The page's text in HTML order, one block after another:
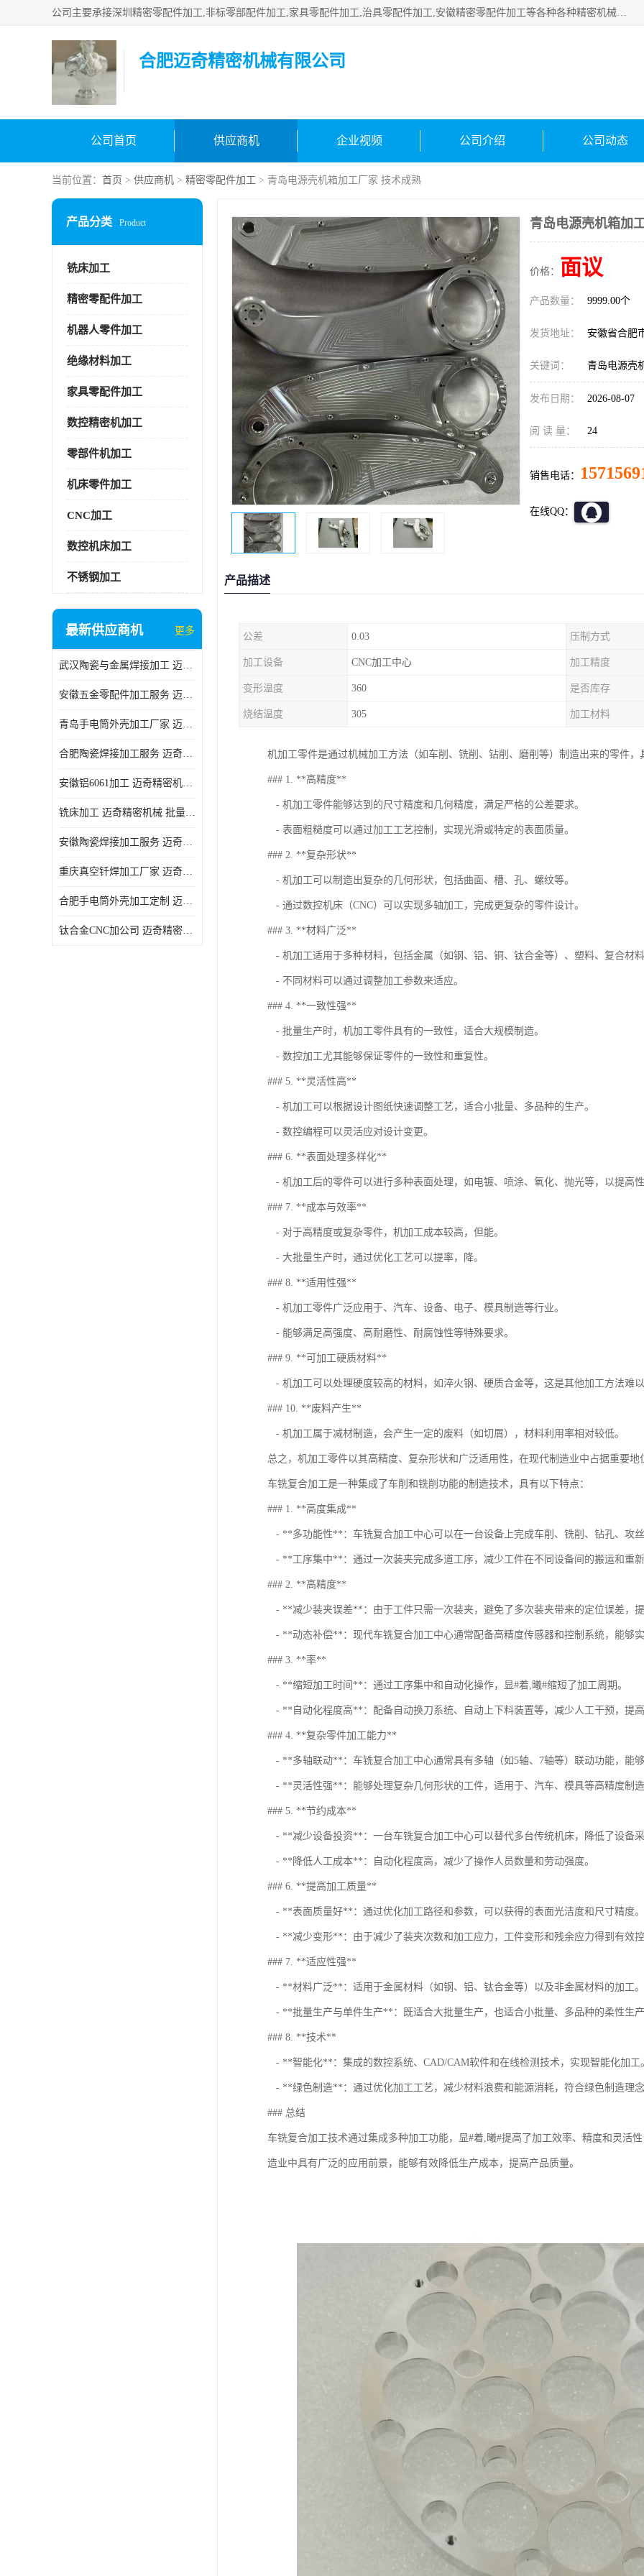
公司主要承接深圳精密零配件加工,非标零部配件加工,家具零配件加工,治具零配件加工,安徽精密零配件加工等各种各种精密机械加工，欢迎来来电咨询！
合肥迈奇精密机械有限公司
公司首页 供应商机 企业视频 公司介绍 公司动态
当前位置： 首页 > 供应商机 > 精密零配件加工 > 青岛电源壳机箱加工厂家 技术成熟
产品分类 Product
铣床加工
精密零配件加工
机器人零件加工
绝缘材料加工
家具零配件加工
数控精密机加工
零部件机加工
机床零件加工
CNC加工
数控机床加工
不锈钢加工
最新供应商机 更多
武汉陶瓷与金属焊接加工 迈奇精密机械 技术成熟
安徽五金零配件加工服务 迈奇精密机械 一站式服务
青岛手电筒外壳加工厂家 迈奇精密机械 技术成熟
合肥陶瓷焊接加工服务 迈奇精密机械 批量订单可免费打样
安徽铝6061加工 迈奇精密机械 经验丰富
铣床加工 迈奇精密机械 批量订单可免费打样
安徽陶瓷焊接加工服务 迈奇精密机械 一站式服务
重庆真空钎焊加工厂家 迈奇精密机械 技术成熟
合肥手电筒外壳加工定制 迈奇精密机械 批量订单可免费打样
钛合金CNC加公司 迈奇精密机械 批量订单可免费打样
青岛电源壳机箱加
价格： 面议
产品数量： 9999.00个
发货地址： 安徽省合肥
关键词： 青岛电源壳
发布日期： 2026-08-07
阅 读 量： 24
销售电话：
在线QQ：
产品描述
公差 0.03 压制方式
加工设备 CNC加工中心 加工精度
变形温度 360 是否库存
烧结温度 305 加工材料
机加工零件是通过机械加工方法（如车削、铣削、钻削、磨削等）制造出来的零件，
### 1. **高精度**
- 机加工零件能够达到的尺寸精度和几何精度，满足严格的公差要求。
- 表面粗糙度可以通过加工工艺控制，实现光滑或特定的表面质量。
### 2. **复杂形状**
- 机加工可以制造出复杂的几何形状，包括曲面、槽、孔、螺纹等。
- 通过数控机床（CNC）可以实现多轴加工，完成更复杂的零件设计。
### 3. **材料广泛**
- 机加工适用于多种材料，包括金属（如钢、铝、铜、钛合金等）、塑料、复合材料
- 不同材料可以通过调整加工参数来适应。
### 4. **一致性强**
- 批量生产时，机加工零件具有的一致性，适合大规模制造。
- 数控加工尤其能够保证零件的一致性和重复性。
### 5. **灵活性高**
- 机加工可以根据设计图纸快速调整工艺，适合小批量、多品种的生产。
- 数控编程可以灵活应对设计变更。
### 6. **表面处理多样化**
- 机加工后的零件可以进行多种表面处理，如电镀、喷涂、氧化、抛光等，以提高性
### 7. **成本与效率**
- 对于高精度或复杂零件，机加工成本较高，但能。
- 大批量生产时，通过优化工艺可以提率，降。
### 8. **适用性强**
- 机加工零件广泛应用于、汽车、设备、电子、模具制造等行业。
- 能够满足高强度、高耐磨性、耐腐蚀性等特殊要求。
### 9. **可加工硬质材料**
- 机加工可以处理硬度较高的材料，如淬火钢、硬质合金等，这是其他加工方法难以
### 10. **废料产生**
- 机加工属于减材制造，会产生一定的废料（如切屑），材料利用率相对较低。
总之，机加工零件以其高精度、复杂形状和广泛适用性，在现代制造业中占据重要地
车铣复合加工是一种集成了车削和铣削功能的制造技术，具有以下特点：
### 1. **高度集成**
- **多功能性**：车铣复合加工中心可以在一台设备上完成车削、铣削、钻孔、攻
- **工序集中**：通过一次装夹完成多道工序，减少工件在不同设备间的搬运和重新
### 2. **高精度**
- **减少装夹误差**：由于工件只需一次装夹，避免了多次装夹带来的定位误差，提
- **动态补偿**：现代车铣复合加工中心通常配备高精度传感器和控制系统，能够实
### 3. **率**
- **缩短加工时间**：通过工序集中和自动化操作，显#着,曦#缩短了加工周期。
- **自动化程度高**：配备自动换刀系统、自动上下料装置等，减少人工干预，提高
### 4. **复杂零件加工能力**
- **多轴联动**：车铣复合加工中心通常具有多轴（如5轴、7轴等）联动功能，能
- **灵活性强**：能够处理复杂几何形状的工件，适用于、汽车、模具等高精度制造
### 5. **节约成本**
- **减少设备投资**：一台车铣复合加工中心可以替代多台传统机床，降低了设备采
- **降低人工成本**：自动化程度高，减少了操作人员数量和劳动强度。
### 6. **提高加工质量**
- **表面质量好**：通过优化加工路径和参数，可以获得的表面光洁度和尺寸精度。
- **减少变形**：由于减少了装夹次数和加工应力，工件变形和残余应力得到有效控
### 7. **适应性强**
- **材料广泛**：适用于金属材料（如钢、铝、钛合金等）以及非金属材料的加工。
- **批量生产与单件生产**：既适合大批量生产，也适合小批量、多品种的柔性生产
### 8. **技术**
- **智能化**：集成的数控系统、CAD/CAM软件和在线检测技术，实现智能化加工
- **绿色制造**：通过优化加工工艺，减少材料浪费和能源消耗，符合绿色制造理念
### 总结
车铣复合加工技术通过集成多种加工功能，显#着,曦#提高了加工效率、精度和灵活
造业中具有广泛的应用前景，能够有效降低生产成本，提高产品质量。